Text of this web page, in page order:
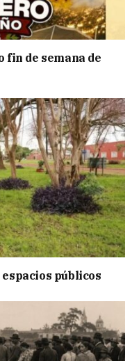
fin de semana de
públicos